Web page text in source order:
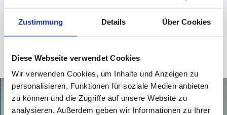
Zustimmung Details Über Cookies
Diese Webseite verwendet Cookies
Wir verwenden Cookies, um Inhalte und Anzeigen zu
personalisieren, Funktionen für soziale Medien anbieten
zu können und die Zugriffe auf unsere Website zu
analysieren. Außerdem geben wir Informationen zu Ihrer
+49 831 59 206 - 220
donna.draganov@dachser-kolb.de